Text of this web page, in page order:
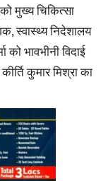
को मुख्य चिकित्सा
स्वास्थ्य निदेशालय
भावभीनी विदाई
कुमार मिश्रा का